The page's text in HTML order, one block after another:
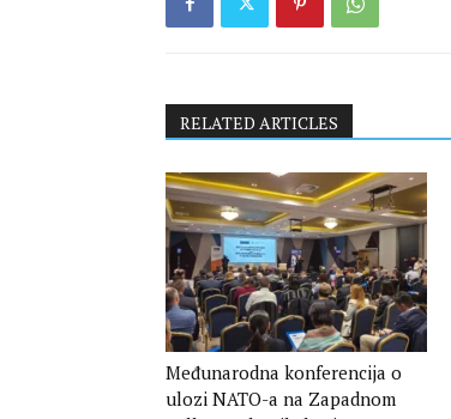
RELATED ARTICLES
Međunarodna konferencija o
ulozi NATO-a na Zapadnom